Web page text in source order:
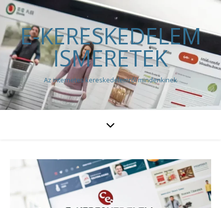
E-KERESKEDELEM
ISMERETEK
Az internetes kereskedelemről mindenkinek